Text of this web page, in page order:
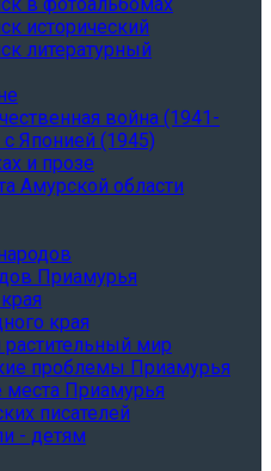
исторический
литературный
война (1941-
Японией (1945)
и прозе
Амурской области
Приамурья
края
мир
проблемы Приамурья
Приамурья
писателей
- детям